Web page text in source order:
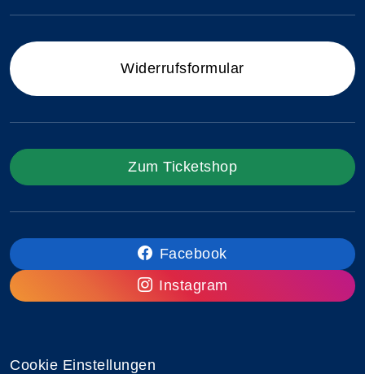
Widerrufsformular
Zum Ticketshop
Facebook
Instagram
Cookie Einstellungen